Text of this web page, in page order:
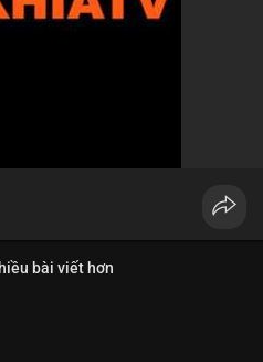
bài viết hơn